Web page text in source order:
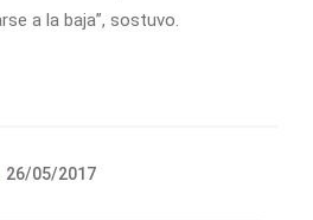
a la baja”, sostuvo.
26/05/2017